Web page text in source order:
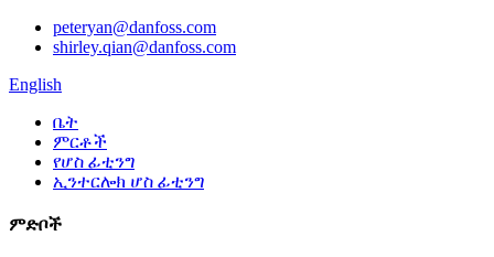
peteryan@danfoss.com
shirley.qian@danfoss.com
English
ቤት
ምርቶች
የሆስ ፊቲንግ
ኢንተርሎክ ሆስ ፊቲንግ
ምድቦች